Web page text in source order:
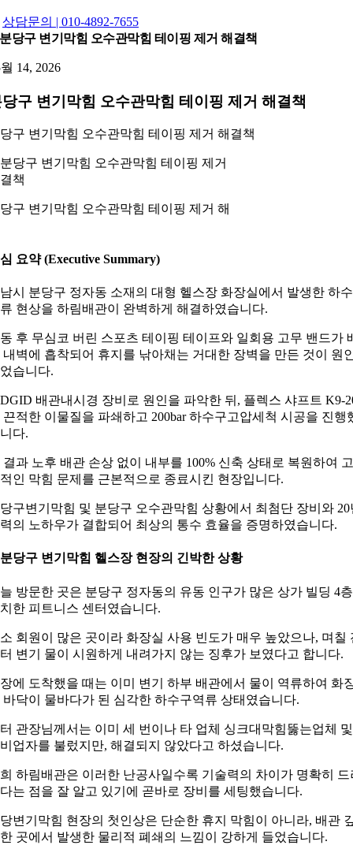
상담문의 | 010-4892-7655
분당구 변기막힘 오수관막힘 테이핑 제거 해결책
14, 2026
구 변기막힘 오수관막힘 테이핑 제거 해결책
구 변기막힘 오수관막힘 테이핑 제거 해결책
구 변기막힘 오수관막힘 테이핑 제거 해
요약 (Executive Summary)
시 분당구 정자동 소재의 대형 헬스장 화장실에서 발생한 하
현상을 하림배관이 완벽하게 해결하였습니다.
후 무심코 버린 스포츠 테이핑 테이프와 일회용 고무 밴드가
내벽에 흡착되어 휴지를 낚아채는 거대한 장벽을 만든 것이 원
습니다.
배관내시경 장비로 원인을 파악한 뒤, 플렉스 샤프트 K9-
끈적한 이물질을 파쇄하고 200bar 하수구고압세척 시공을 진행
다.
결과 노후 배관 손상 없이 내부를 100% 신축 상태로 복원하여 고
인 막힘 문제를 근본적으로 종료시킨 현장입니다.
구변기막힘 및 분당구 오수관막힘 상황에서 최첨단 장비와 20
의 노하우가 결합되어 최상의 통수 효율을 증명하였습니다.
당구 변기막힘 헬스장 현장의 긴박한 상황
방문한 곳은 분당구 정자동의 유동 인구가 많은 상가 빌딩 4
한 피트니스 센터였습니다.
회원이 많은 곳이라 화장실 사용 빈도가 매우 높았으나, 며칠
변기 물이 시원하게 내려가지 않는 징후가 보였다고 합니다.
에 도착했을 때는 이미 변기 하부 배관에서 물이 역류하여 화
바닥이 물바다가 된 심각한 하수구역류 상태였습니다.
관장님께서는 이미 세 번이나 타 업체 싱크대막힘뚫는업체 및
업자를 불렀지만, 해결되지 않았다고 하셨습니다.
하림배관은 이러한 난공사일수록 기술력의 차이가 명확히 드
는 점을 잘 알고 있기에 곧바로 장비를 세팅했습니다.
변기막힘 현장의 첫인상은 단순한 휴지 막힘이 아니라, 배관
곳에서 발생한 물리적 폐쇄의 느낌이 강하게 들었습니다.